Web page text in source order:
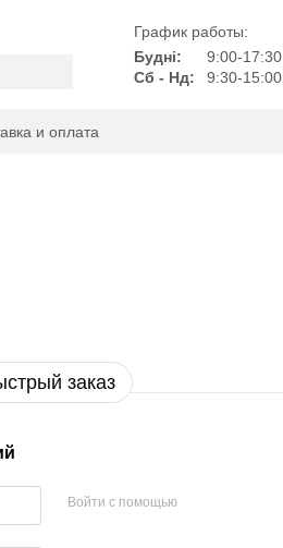
График работы:
Будні:
9:00-17:30
Сб - Нд:
9:30-15:00
и оплата
заказ
Войти с помощью